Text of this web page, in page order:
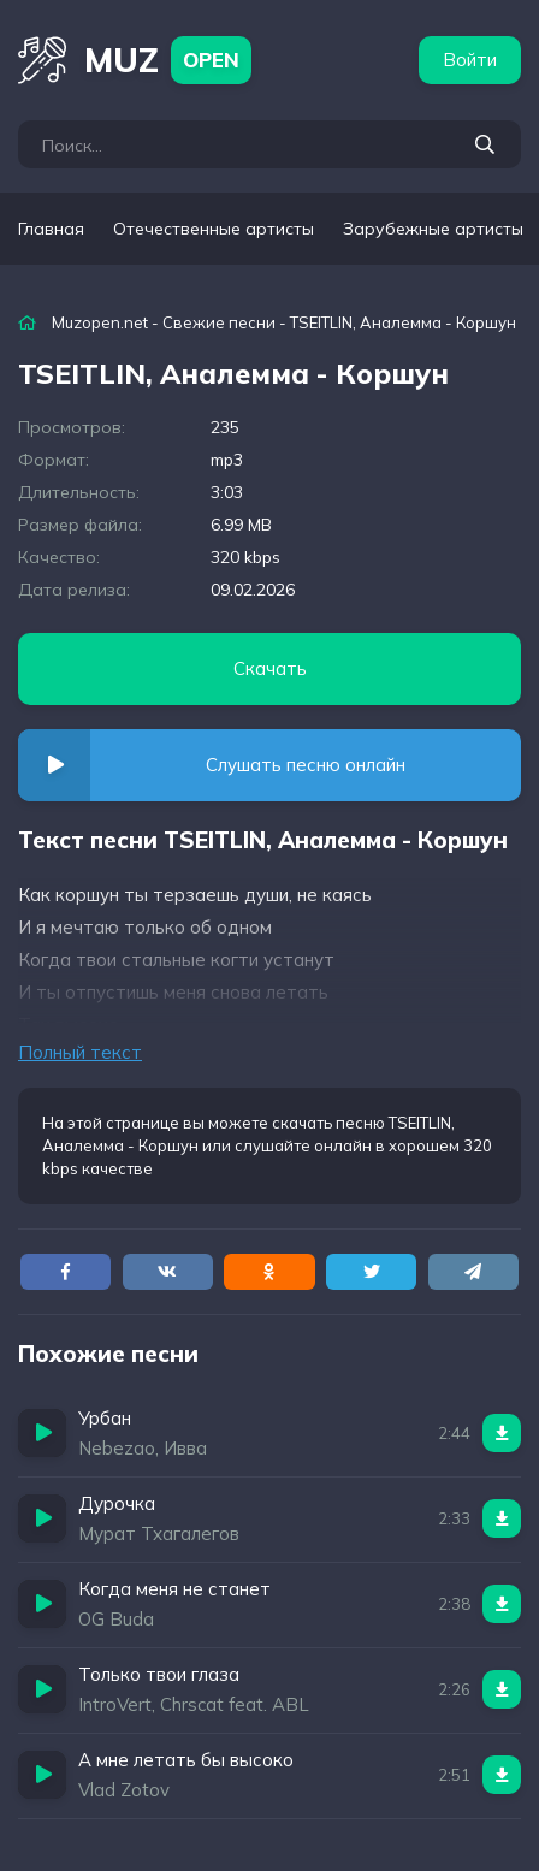
MUZ OPEN Войти
Главная Отечественные артисты Зарубежные артисты
Muzopen.net - Свежие песни - TSEITLIN, Aналемма - Коршун
TSEITLIN, Aналемма - Коршун
Просмотров:
235
Формат:
mp3
Длительность:
3:03
Размер файла:
6.99 MB
Качество:
320 kbps
Дата релиза:
09.02.2026
Скачать
Слушать песню онлайн
Текст песни TSEITLIN, Aналемма - Коршун
Как коршун ты терзаешь души, не каясь
И я мечтаю только об одном
Когда твои стальные когти устанут
И ты отпустишь меня снова летать
Полный текст
На этой странице вы можете скачать песню TSEITLIN,
Aналемма - Коршун или слушайте онлайн в хорошем 320
kbps качестве
Похожие песни
Урбан
Nebezao, Ивва
2:44
Дурочка
Мурат Тхагалегов
2:33
Когда меня не станет
OG Buda
2:38
Только твои глаза
IntroVert, Chrscat feat. ABL
2:26
А мне летать бы высоко
Vlad Zotov
2:51
артисты Популярные подборки